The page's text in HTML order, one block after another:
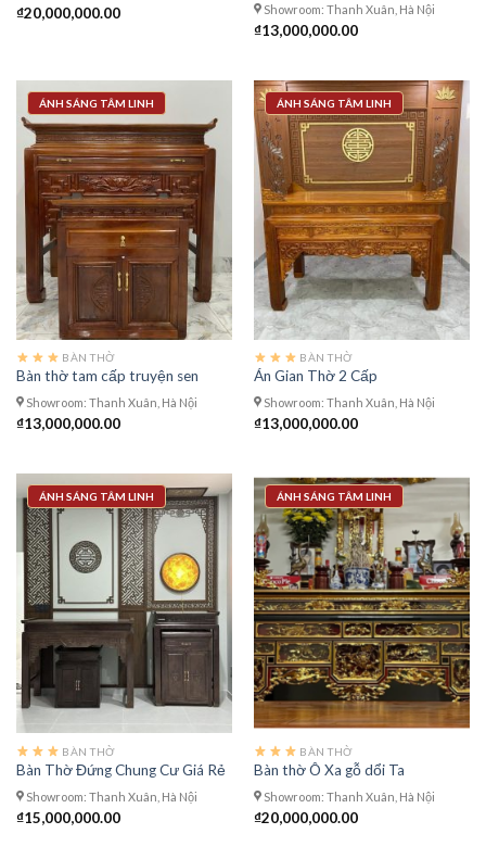
₫20,000,000.00 Showroom: Thanh Xuân, Hà Nội
₫13,000,000.00
ÁNH SÁNG TÂM LINH
BÀN THỜ
Bàn thờ tam cấp truyện sen
Showroom: Thanh Xuân, Hà Nội
₫13,000,000.00
ÁNH SÁNG TÂM LINH
BÀN THỜ
Án Gian Thờ 2 Cấp
Showroom: Thanh Xuân, Hà Nội
₫13,000,000.00
ÁNH SÁNG TÂM LINH
BÀN THỜ
Bàn Thờ Đứng Chung Cư Giá Rẻ
Showroom: Thanh Xuân, Hà Nội
₫15,000,000.00
ÁNH SÁNG TÂM LINH
BÀN THỜ
Bàn thờ Ô Xa gỗ dổi Ta
Showroom: Thanh Xuân, Hà Nội
₫20,000,000.00